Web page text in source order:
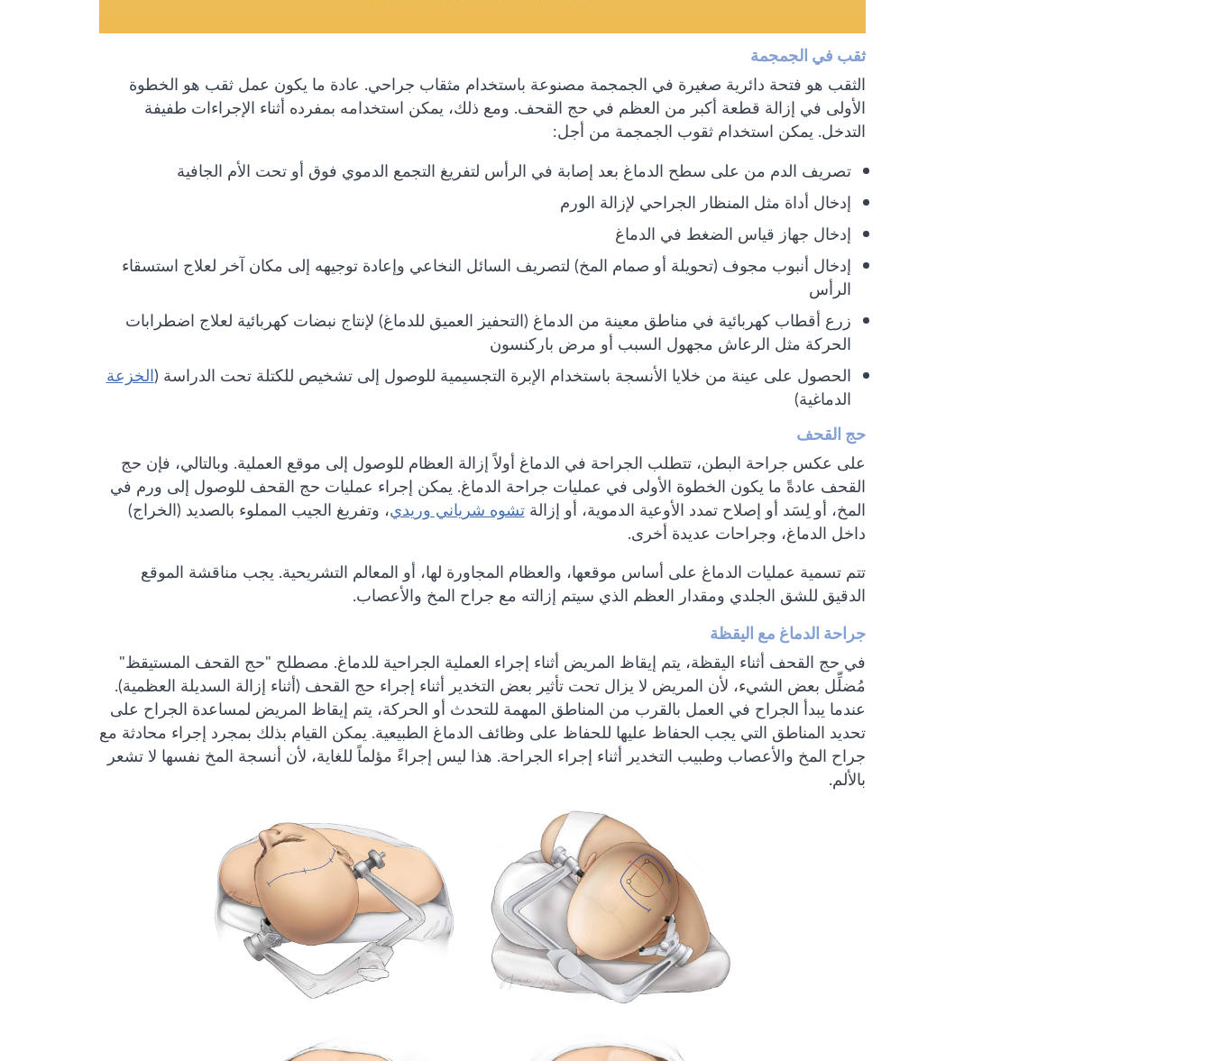
ثقب في الجمجمة
الثقب هو فتحة دائرية صغيرة في الجمجمة مصنوعة باستخدام مثقاب جراحي. عادة ما يكون عمل ثقب هو الخطوة
الأولى في إزالة قطعة أكبر من العظم في حج القحف. ومع ذلك، يمكن استخدامه بمفرده أثناء الإجراءات طفيفة
التدخل. يمكن استخدام ثقوب الجمجمة من أجل:
تصريف الدم من على سطح الدماغ بعد إصابة في الرأس لتفريغ التجمع الدموي فوق أو تحت الأم الجافية
إدخال أداة مثل المنظار الجراحي لإزالة الورم
إدخال جهاز قياس الضغط في الدماغ
إدخال أنبوب مجوف (تحويلة أو صمام المخ) لتصريف السائل النخاعي وإعادة توجيهه إلى مكان آخر لعلاج استسقاء
الرأس
زرع أقطاب كهربائية في مناطق معينة من الدماغ (التحفيز العميق للدماغ) لإنتاج نبضات كهربائية لعلاج اضطرابات
الحركة مثل الرعاش مجهول السبب أو مرض باركنسون
الحصول على عينة من خلايا الأنسجة باستخدام الإبرة التجسيمية للوصول إلى تشخيص للكتلة تحت الدراسة (الخزعة
الدماغية)
حج القحف
على عكس جراحة البطن، تتطلب الجراحة في الدماغ أولاً إزالة العظام للوصول إلى موقع العملية. وبالتالي، فإن حج
القحف عادةً ما يكون الخطوة الأولى في عمليات جراحة الدماغ. يمكن إجراء عمليات حج القحف للوصول إلى ورم في
المخ، أو لِسَد أو إصلاح تمدد الأوعية الدموية، أو إزالةتشوه شرياني وريدي، وتفريغ الجيب المملوء بالصديد (الخراج)
داخل الدماغ، وجراحات عديدة أخرى.
تتم تسمية عمليات الدماغ على أساس موقعها، والعظام المجاورة لها، أو المعالم التشريحية. يجب مناقشة الموقع
الدقيق للشق الجلدي ومقدار العظم الذي سيتم إزالته مع جراح المخ والأعصاب.
جراحة الدماغ مع اليقظة
في حج القحف أثناء اليقظة، يتم إيقاظ المريض أثناء إجراء العملية الجراحية للدماغ. مصطلح "حج القحف المستيقظ"
مُضلِّل بعض الشيء، لأن المريض لا يزال تحت تأثير بعض التخدير أثناء إجراء حج القحف (أثناء إزالة السديلة العظمية).
عندما يبدأ الجراح في العمل بالقرب من المناطق المهمة للتحدث أو الحركة، يتم إيقاظ المريض لمساعدة الجراح على
تحديد المناطق التي يجب الحفاظ عليها للحفاظ على وظائف الدماغ الطبيعية. يمكن القيام بذلك بمجرد إجراء محادثة مع
جراح المخ والأعصاب وطبيب التخدير أثناء إجراء الجراحة. هذا ليس إجراءً مؤلماً للغاية، لأن أنسجة المخ نفسها لا تشعر
بالألم.